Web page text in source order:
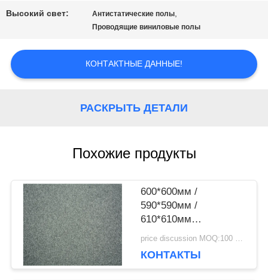
СВЯЖИТЕСЬ
С
НАМИ
ЗАПРОСИТЕ
ЦИТАТУ
Высокий свет: Антистатические полы,
Проводящие виниловые полы
КОНТАКТНЫЕ ДАННЫЕ!
РАСКРЫТЬ ДЕТАЛИ
Похожие продукты
600*600мм /
590*590мм /
610*610мм
Антистатический полprice discussion MOQ:100 кв.м.
КОНТАКТЫ